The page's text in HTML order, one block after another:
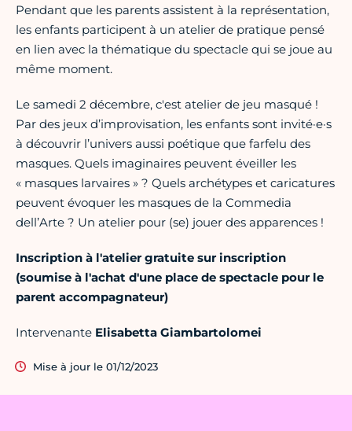
Pendant que les parents assistent à la représentation,
les enfants participent à un atelier de pratique pensé
en lien avec la thématique du spectacle qui se joue au
même moment.
Le samedi 2 décembre, c'est atelier de jeu masqué !
Par des jeux d’improvisation, les enfants sont invité·e·s
à découvrir l’univers aussi poétique que farfelu des
masques. Quels imaginaires peuvent éveiller les
« masques larvaires » ? Quels archétypes et caricatures
peuvent évoquer les masques de la Commedia
dell’Arte ? Un atelier pour (se) jouer des apparences !
Inscription à l'atelier gratuite sur inscription
(soumise à l'achat d'une place de spectacle pour le
parent accompagnateur)
Intervenante Elisabetta Giambartolomei
Mise à jour le 01/12/2023